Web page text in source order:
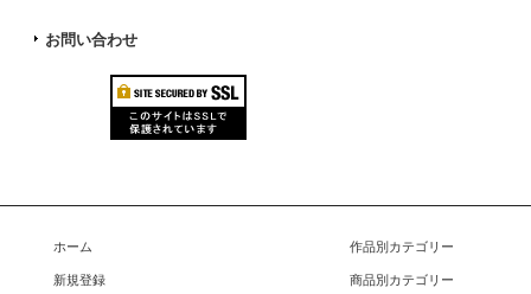
お問い合わせ
ホーム
新規登録
作品別カテゴリー
商品別カテゴリー